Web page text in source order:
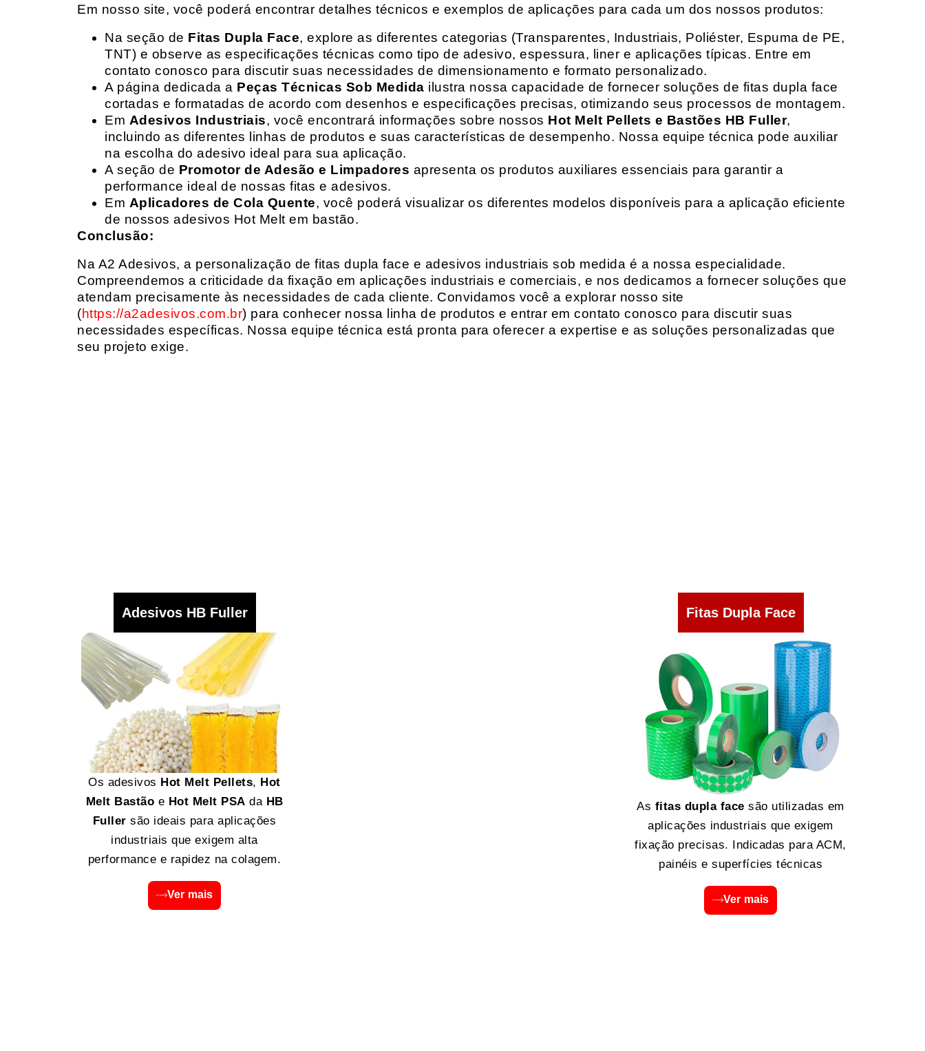
Em nosso site, você poderá encontrar detalhes técnicos e exemplos de aplicações para cada um dos nossos produtos:
Na seção de Fitas Dupla Face, explore as diferentes categorias (Transparentes, Industriais, Poliéster, Espuma de PE,
TNT) e observe as especificações técnicas como tipo de adesivo, espessura, liner e aplicações típicas. Entre em
contato conosco para discutir suas necessidades de dimensionamento e formato personalizado.
A página dedicada a Peças Técnicas Sob Medida ilustra nossa capacidade de fornecer soluções de fitas dupla face
cortadas e formatadas de acordo com desenhos e especificações precisas, otimizando seus processos de montagem.
Em Adesivos Industriais, você encontrará informações sobre nossos Hot Melt Pellets e Bastões HB Fuller,
incluindo as diferentes linhas de produtos e suas características de desempenho. Nossa equipe técnica pode auxiliar
na escolha do adesivo ideal para sua aplicação.
A seção de Promotor de Adesão e Limpadores apresenta os produtos auxiliares essenciais para garantir a
performance ideal de nossas fitas e adesivos.
Em Aplicadores de Cola Quente, você poderá visualizar os diferentes modelos disponíveis para a aplicação eficiente
de nossos adesivos Hot Melt em bastão.
Conclusão:
Na A2 Adesivos, a personalização de fitas dupla face e adesivos industriais sob medida é a nossa especialidade.
Compreendemos a criticidade da fixação em aplicações industriais e comerciais, e nos dedicamos a fornecer soluções que
atendam precisamente às necessidades de cada cliente. Convidamos você a explorar nosso site
(https://a2adesivos.com.br) para conhecer nossa linha de produtos e entrar em contato conosco para discutir suas
necessidades específicas. Nossa equipe técnica está pronta para oferecer a expertise e as soluções personalizadas que
seu projeto exige.
Adesivos HB Fuller
Os adesivos Hot Melt Pellets, Hot
Melt Bastão e Hot Melt PSA da HB
Fuller são ideais para aplicações
industriais que exigem alta
performance e rapidez na colagem.
Ver mais
Fitas Dupla Face
As fitas dupla face são utilizadas em
aplicações industriais que exigem
fixação precisas. Indicadas para ACM,
painéis e superfícies técnicas
Ver mais